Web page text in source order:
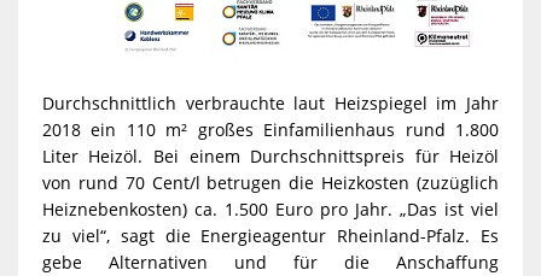
Durchschnittlich verbrauchte laut Heizspiegel im Jahr
2018 ein 110 m² großes Einfamilienhaus rund 1.800
Liter Heizöl. Bei einem Durchschnittspreis für Heizöl
von rund 70 Cent/l betrugen die Heizkosten (zuzüglich
Heiznebenkosten) ca. 1.500 Euro pro Jahr. „Das ist viel
zu viel“, sagt die Energieagentur Rheinland-Pfalz. Es
gebe Alternativen und für die Anschaffung